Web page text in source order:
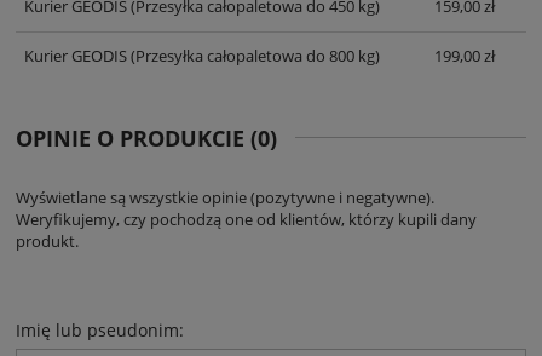
Kurier GEODIS(Przesyłka całopaletowa do 450 kg) 159,00 zł
Kurier GEODIS(Przesyłka całopaletowa do 800 kg) 199,00 zł
OPINIE O PRODUKCIE (0)
Wyświetlane są wszystkie opinie (pozytywne i negatywne).
Weryfikujemy, czy pochodzą one od klientów, którzy kupili dany
produkt.
Imię lub pseudonim: